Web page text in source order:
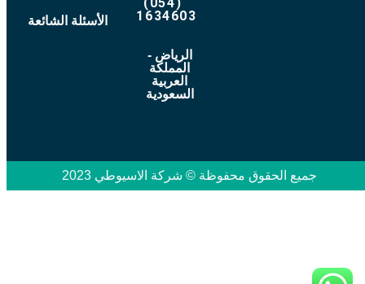
الأسئلة الشائعة
1634603
الرياض -
المملكة
العربية
السعودية
جميع الحقوق محفوظة © شركة الاسيوطي 2023